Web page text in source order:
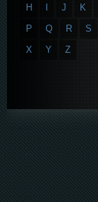
H
I J K
P
Q R S
X
Y Z